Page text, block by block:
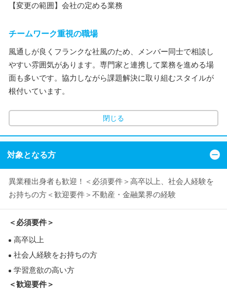
【変更の範囲】会社の定める業務
チームワーク重視の職場
風通しが良くフランクな社風のため、メンバー同士で相談し
やすい雰囲気があります。専門家と連携して業務を進める場
面も多いです。協力しながら課題解決に取り組むスタイルが
根付いています。
閉じる
対象となる方
異業種出身者も歓迎！＜必須要件＞高卒以上、社会人経験を
お持ちの方＜歓迎要件＞不動産・金融業界の経験
＜必須要件＞
高卒以上
社会人経験をお持ちの方
学習意欲の高い方
＜歓迎要件＞